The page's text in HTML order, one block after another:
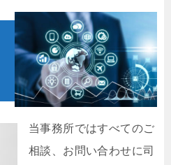
当事務所ではすべてのご
相談、お問い合わせに司